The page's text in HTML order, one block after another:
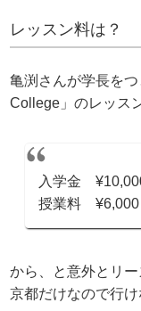
レッスン料は？
亀渕さんが学長を
College」のレッス
入学金
授業料 ¥6,000
から、と意外とリ
京都だけなので行